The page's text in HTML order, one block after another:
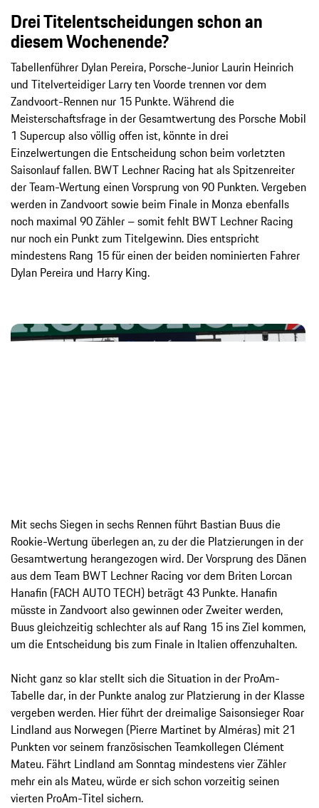
Drei Titelentscheidungen schon an
diesem Wochenende?
Tabellenführer Dylan Pereira, Porsche-Junior Laurin Heinrich
und Titelverteidiger Larry ten Voorde trennen vor dem
Zandvoort-Rennen nur 15 Punkte. Während die
Meisterschaftsfrage in der Gesamtwertung des Porsche Mobil
1 Supercup also völlig offen ist, könnte in drei
Einzelwertungen die Entscheidung schon beim vorletzten
Saisonlauf fallen. BWT Lechner Racing hat als Spitzenreiter
der Team-Wertung einen Vorsprung von 90 Punkten. Vergeben
werden in Zandvoort sowie beim Finale in Monza ebenfalls
noch maximal 90 Zähler – somit fehlt BWT Lechner Racing
nur noch ein Punkt zum Titelgewinn. Dies entspricht
mindestens Rang 15 für einen der beiden nominierten Fahrer
Dylan Pereira und Harry King.
Mit sechs Siegen in sechs Rennen führt Bastian Buus die
Rookie-Wertung überlegen an, zu der die Platzierungen in der
Gesamtwertung herangezogen wird. Der Vorsprung des Dänen
aus dem Team BWT Lechner Racing vor dem Briten Lorcan
Hanafin (FACH AUTO TECH) beträgt 43 Punkte. Hanafin
müsste in Zandvoort also gewinnen oder Zweiter werden,
Buus gleichzeitig schlechter als auf Rang 15 ins Ziel kommen,
um die Entscheidung bis zum Finale in Italien offenzuhalten.
Nicht ganz so klar stellt sich die Situation in der ProAm-
Tabelle dar, in der Punkte analog zur Platzierung in der Klasse
vergeben werden. Hier führt der dreimalige Saisonsieger Roar
Lindland aus Norwegen (Pierre Martinet by Alméras) mit 21
Punkten vor seinem französischen Teamkollegen Clément
Mateu. Fährt Lindland am Sonntag mindestens vier Zähler
mehr ein als Mateu, würde er sich schon vorzeitig seinen
vierten ProAm-Titel sichern.